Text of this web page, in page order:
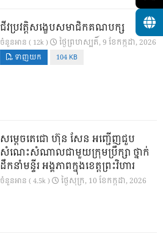
ជីវប្រវត្តិសង្ខេបសមាជិកគណបក្ស
ចំនួនអាន ( 12k ) ថ្ងៃ​ព្រហស្បតិ៍, 9 ខែ​កក្កដា, 2026
ទាញយក 104 KB
សម្តេចតេជោ ហ៊ុន សែន អញ្ជើញជួប
សំណេះសំណាលជាមួយក្រុមប្រឹក្សា ថ្នាក់
ដឹកនាំមន្ទីរ អង្គភាពក្នុងខេត្តព្រះវិហារ
ចំនួនអាន ( 4.5k ) ថ្ងៃ​សុក្រ, 10 ខែ​កក្កដា, 2026